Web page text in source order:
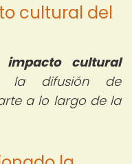
cultural del
impacto cultural
la difusión de
a lo largo de la